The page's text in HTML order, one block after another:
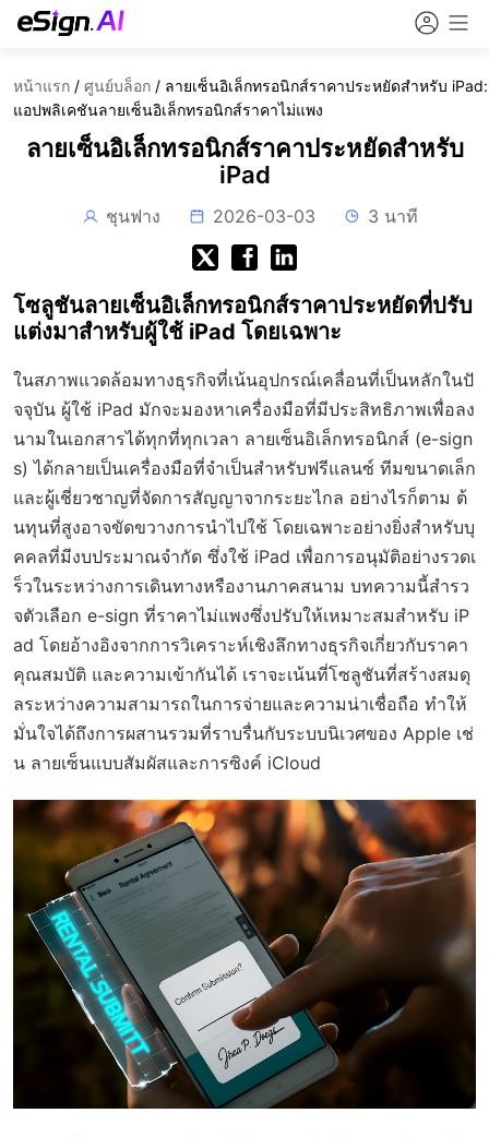
หน้าแรก / ศูนย์บล็อก / ลายเซ็นอิเล็กทรอนิกส์ราคาประหยัดสำหรับ iPad:
แอปพลิเคชันลายเซ็นอิเล็กทรอนิกส์ราคาไม่แพง
ลายเซ็นอิเล็กทรอนิกส์ราคาประหยัดสำหรับ
iPad
ชุนฟาง 2026-03-03 3 นาที
โซลูชันลายเซ็นอิเล็กทรอนิกส์ราคาประหยัดที่ปรับ
แต่งมาสำหรับผู้ใช้ iPad โดยเฉพาะ
ในสภาพแวดล้อมทางธุรกิจที่เน้นอุปกรณ์เคลื่อนที่เป็นหลักในปั
จจุบัน ผู้ใช้ iPad มักจะมองหาเครื่องมือที่มีประสิทธิภาพเพื่อลง
นามในเอกสารได้ทุกที่ทุกเวลา ลายเซ็นอิเล็กทรอนิกส์ (e-sign
s) ได้กลายเป็นเครื่องมือที่จำเป็นสำหรับฟรีแลนซ์ ทีมขนาดเล็ก
และผู้เชี่ยวชาญที่จัดการสัญญาจากระยะไกล อย่างไรก็ตาม ต้
นทุนที่สูงอาจขัดขวางการนำไปใช้ โดยเฉพาะอย่างยิ่งสำหรับบุ
คคลที่มีงบประมาณจำกัด ซึ่งใช้ iPad เพื่อการอนุมัติอย่างรวดเ
ร็วในระหว่างการเดินทางหรืองานภาคสนาม บทความนี้สำรว
จตัวเลือก e-sign ที่ราคาไม่แพงซึ่งปรับให้เหมาะสมสำหรับ iP
ad โดยอ้างอิงจากการวิเคราะห์เชิงลึกทางธุรกิจเกี่ยวกับราคา
คุณสมบัติ และความเข้ากันได้ เราจะเน้นที่โซลูชันที่สร้างสมดุ
ลระหว่างความสามารถในการจ่ายและความน่าเชื่อถือ ทำให้
มั่นใจได้ถึงการผสานรวมที่ราบรื่นกับระบบนิเวศของ Apple เช่
น ลายเซ็นแบบสัมผัสและการซิงค์ iCloud